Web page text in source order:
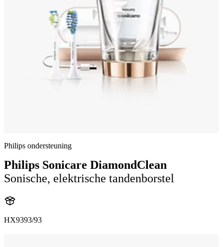
Philips ondersteuning
Philips Sonicare DiamondClean
Sonische, elektrische tandenborstel
HX9393/93